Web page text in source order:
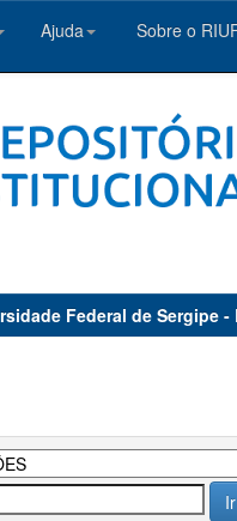
Ajuda Sobre o
Federal de Sergipe -